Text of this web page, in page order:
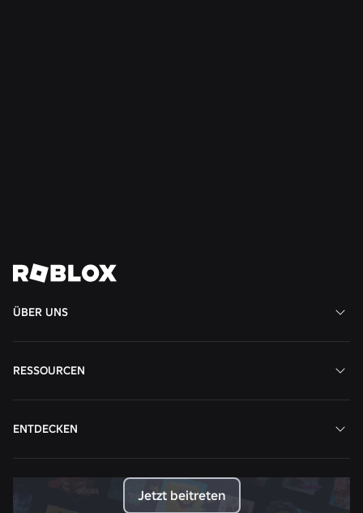
ÜBER UNS
RESSOURCEN
ENTDECKEN
Jetzt beitreten